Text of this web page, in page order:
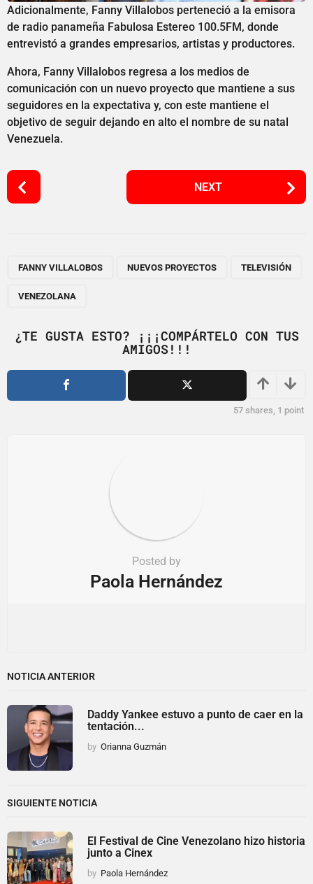
Adicionalmente, Fanny Villalobos perteneció a la emisora
de radio panameña Fabulosa Estereo 100.5FM, donde
entrevistó a grandes empresarios, artistas y productores.
Ahora, Fanny Villalobos regresa a los medios de
comunicación con un nuevo proyecto que mantiene a sus
seguidores en la expectativa y, con este mantiene el
objetivo de seguir dejando en alto el nombre de su natal
Venezuela.
P
o
i
o
NEXT
FANNY VILLALOBOS NUEVOS PROYECTOS TELEVISIÓN
VENEZOLANA
¿TE GUSTA ESTO? ¡¡¡COMPÁRTELO CON TUS
AMIGOS!!!
57 shares, 1 point
Posted by
Paola Hernández
NOTICIA ANTERIOR
Daddy Yankee estuvo a punto de caer en la
tentación...
by Orianna Guzmán
SIGUIENTE NOTICIA
El Festival de Cine Venezolano hizo historia
junto a Cinex
by Paola Hernández